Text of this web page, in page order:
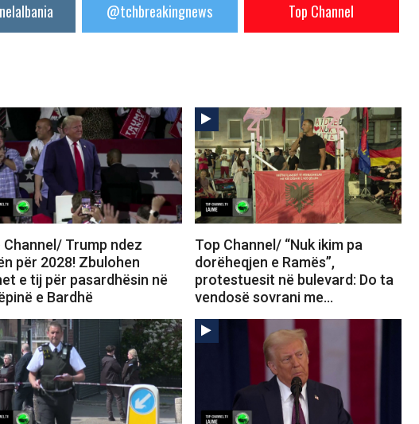
@tchbreakingnews Top Channel
Channel/ Trump ndez
për 2028! Zbulohen
e tij për pasardhësin në
e Bardhë
Top Channel/ “Nuk ikim pa
dorëheqjen e Ramës”,
protestuesit në bulevard: Do ta
vendosë sovrani me…